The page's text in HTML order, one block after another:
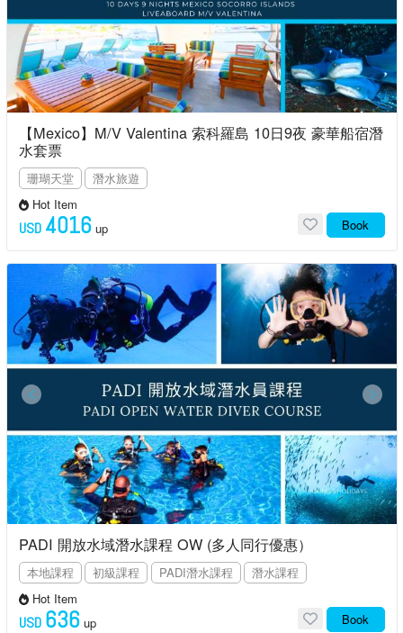
【Mexico】M/V Valentina 索科羅島 10日9夜 豪華船宿潛
水套票
珊瑚天堂
潛水旅遊
Hot Item
USD 4016 up Book
PADI 開放水域潛水課程 OW (多人同行優惠）
本地課程 初級課程 PADI潛水課程
潛水課程
Hot Item
USD 636 up Book